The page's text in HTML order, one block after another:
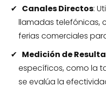
Canales Directos:
llamadas telefónicas,
ferias comerciales
Medición de
específicos, como la
se evalúa la